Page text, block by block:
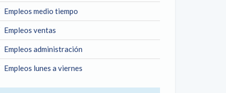
Empleos medio tiempo
Empleos ventas
Empleos administración
Empleos lunes a viernes